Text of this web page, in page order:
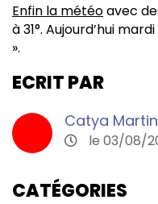
Enfin la météoavec
à 31°. Aujourd’hui
».
ECRIT PAR
Catya Martin
le 03/08/
CATÉGORIES